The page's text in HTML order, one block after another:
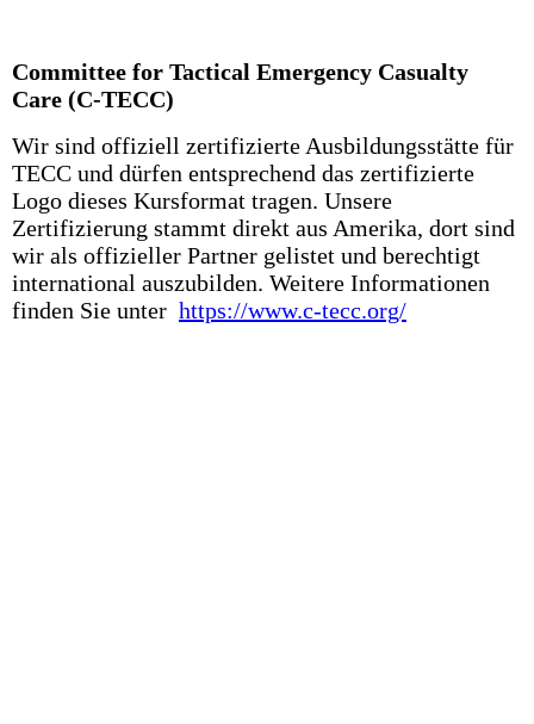
Committee for Tactical Emergency Casualty
Care (C-TECC)
Wir sind offiziell zertifizierte Ausbildungsstätte für
TECC und dürfen entsprechend das zertifizierte
Logo dieses Kursformat tragen. Unsere
Zertifizierung stammt direkt aus Amerika, dort sind
wir als offizieller Partner gelistet und berechtigt
international auszubilden. Weitere Informationen
finden Sie unter https://www.c-tecc.org/